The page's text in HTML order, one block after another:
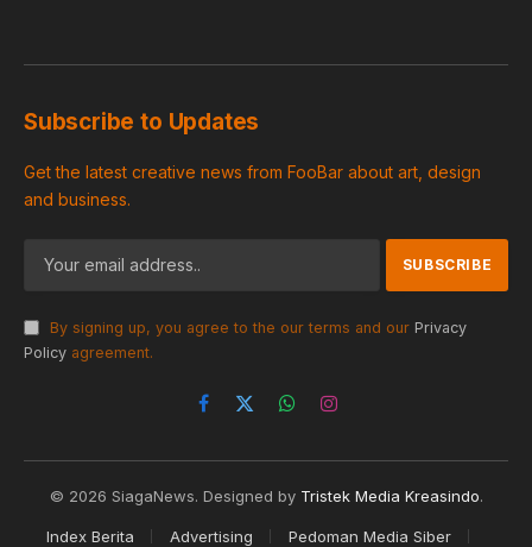
Subscribe to Updates
Get the latest creative news from FooBar about art, design
and business.
By signing up, you agree to the our terms and our Privacy
Policy agreement.
Facebook
X
WhatsAppInstagram
© 2026 SiagaNews. Designed by Tristek Media Kreasindo.
Index Berita Advertising
Pedoman Media Siber